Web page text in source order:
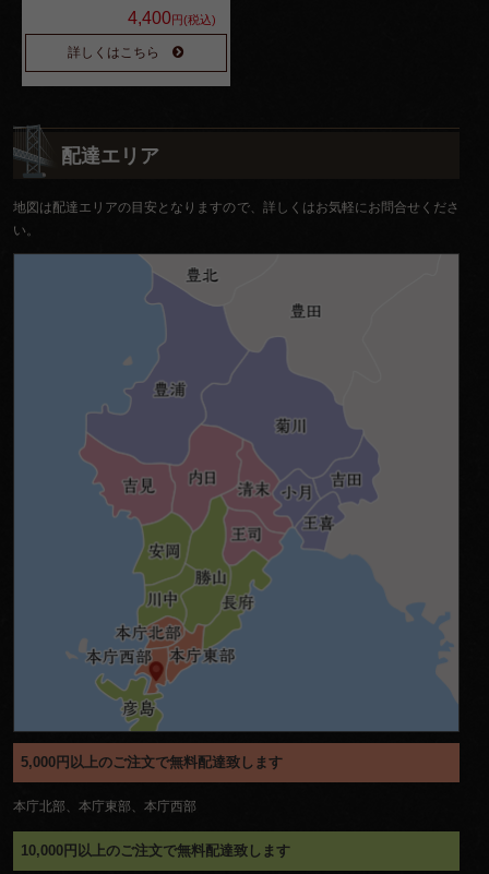
4,400円(税込)
詳しくはこちら
配達エリア
地図は配達エリアの目安となりますので、詳しくはお気軽にお問合せくださ
い。
5,000円以上のご注文で無料配達致します
本庁北部、本庁東部、本庁西部
10,000円以上のご注文で無料配達致します